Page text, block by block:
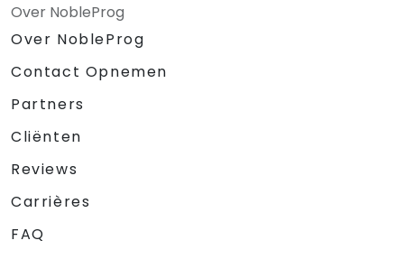
Over NobleProg
Over NobleProg
Contact Opnemen
Partners
Cliënten
Reviews
Carrières
FAQ